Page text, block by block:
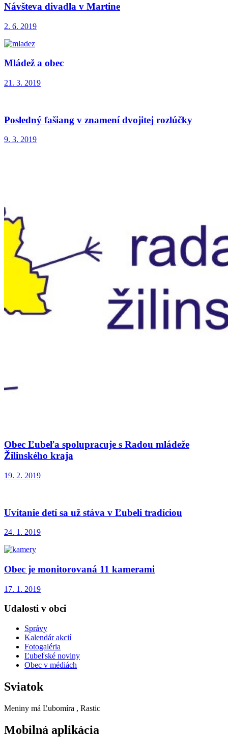
Návšteva divadla v Martine
2. 6. 2019
Mládež a obec
21. 3. 2019
Posledný fašiang v znamení dvojitej rozlúčky
9. 3. 2019
Obec Ľubeľa spolupracuje s Radou mládeže
Žilinského kraja
19. 2. 2019
Uvítanie detí sa už stáva v Ľubeli tradíciou
24. 1. 2019
Obec je monitorovaná 11 kamerami
17. 1. 2019
Udalosti v obci
Správy
Kalendár akcií
Fotogaléria
Ľubeľské noviny
Obec v médiách
Sviatok
Meniny má Ľubomíra , Rastic
Mobilná aplikácia